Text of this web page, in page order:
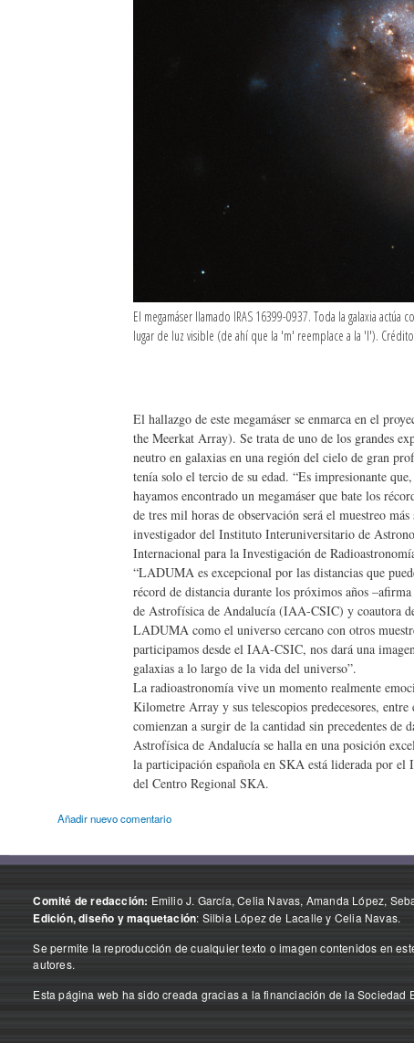
El megamáser llamado IRAS 16399-0937. Toda la galaxia
lugar de luz visible (de ahí que la 'm' reemplace a la 'l').
El hallazgo de este megamáser se enmarca en el
the Meerkat Array). Se trata de uno de los grandes
neutro en galaxias en una región del cielo de gran
tenía solo el tercio de su edad. “Es impresionante
hayamos encontrado un megamáser que bate los
de tres mil horas de observación será el muestreo
investigador del Instituto Interuniversitario de
Internacional para la Investigación de
“LADUMA es excepcional por las distancias que
récord de distancia durante los próximos años
de Astrofísica de Andalucía (IAA-CSIC) y coautora
LADUMA como el universo cercano con otros
participamos desde el IAA-CSIC, nos dará una
galaxias a lo largo de la vida del universo”.
La radioastronomía vive un momento realmente
Kilometre Array y sus telescopios predecesores,
comienzan a surgir de la cantidad sin precedentes
Astrofísica de Andalucía se halla en una posición
la participación española en SKA está liderada por
del Centro Regional SKA.
Añadir nuevo comentario
Comité de redacción: Emilio J. García, Celia Navas, Amanda López,
Edición, diseño y maquetación: Silbia López de Lacalle y Celia Navas.
Se permite la reproducción de cualquier texto o imagen contenidos en
autores.
Esta página web ha sido creada gracias a la financiación de la